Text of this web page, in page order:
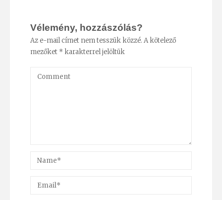
Vélemény, hozzászólás?
Az e-mail címet nem tesszük közzé. A kötelező
mezőket * karakterrel jelöltük